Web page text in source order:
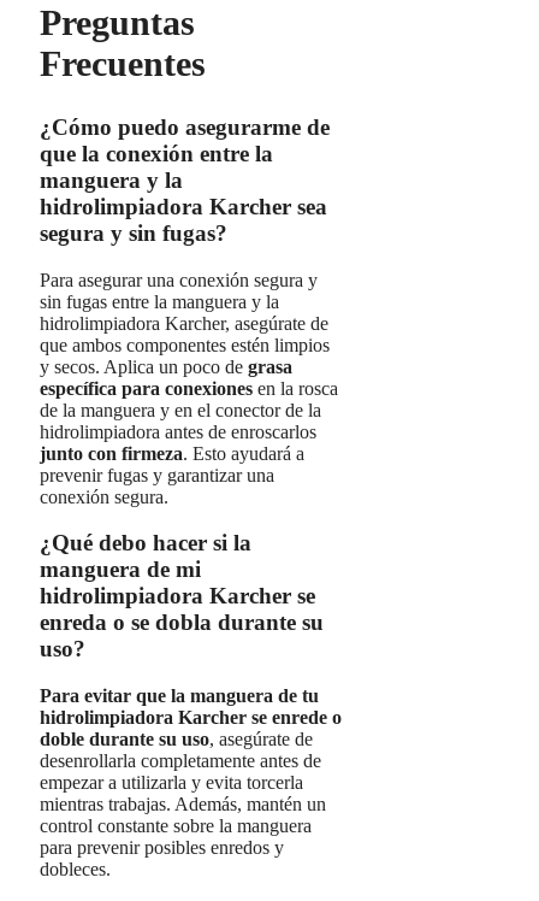
Preguntas
Frecuentes
¿Cómo puedo asegurarme de
que la conexión entre la
manguera y la
hidrolimpiadora Karcher sea
segura y sin fugas?
Para asegurar una conexión segura y
sin fugas entre la manguera y la
hidrolimpiadora Karcher, asegúrate de
que ambos componentes estén limpios
y secos. Aplica un poco de grasa
específica para conexiones en la rosca
de la manguera y en el conector de la
hidrolimpiadora antes de enroscarlos
junto con firmeza. Esto ayudará a
prevenir fugas y garantizar una
conexión segura.
¿Qué debo hacer si la
manguera de mi
hidrolimpiadora Karcher se
enreda o se dobla durante su
uso?
Para evitar que la manguera de tu
hidrolimpiadora Karcher se enrede o
doble durante su uso, asegúrate de
desenrollarla completamente antes de
empezar a utilizarla y evita torcerla
mientras trabajas. Además, mantén un
control constante sobre la manguera
para prevenir posibles enredos y
dobleces.